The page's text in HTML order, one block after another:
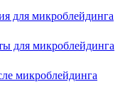
для микроблейдинга
для микроблейдинга
микроблейдинга